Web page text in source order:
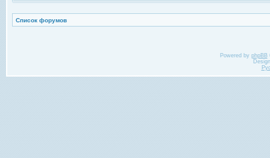
Список форумов
Powered by phpBB